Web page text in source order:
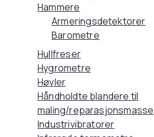
Hammere
Armeringsdetektorer
Barometre
Hullfreser
Hygrometre
Høvler
Håndholdte blandere til
maling/reparasjonsmasse
Industrivibratorer